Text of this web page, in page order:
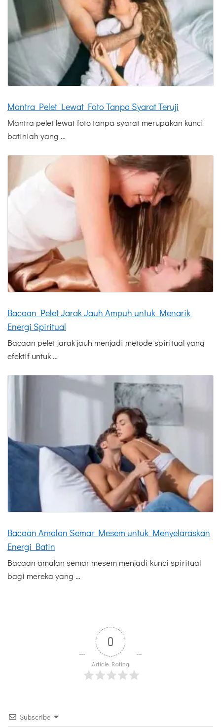
Mantra Pelet Lewat Foto Tanpa Syarat Teruji
Mantra pelet lewat foto tanpa syarat merupakan kunci
batiniah yang …
Bacaan Pelet Jarak Jauh Ampuh untuk Menarik
Energi Spiritual
Bacaan pelet jarak jauh menjadi metode spiritual yang
efektif untuk …
Bacaan Amalan Semar Mesem untuk Menyelaraskan
Energi Batin
Bacaan amalan semar mesem menjadi kunci spiritual
bagi mereka yang …
0
Article Rating
Subscribe